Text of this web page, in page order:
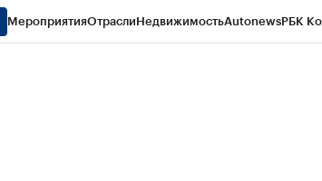
МероприятияОтраслиНедвижимостьAutonewsРБК